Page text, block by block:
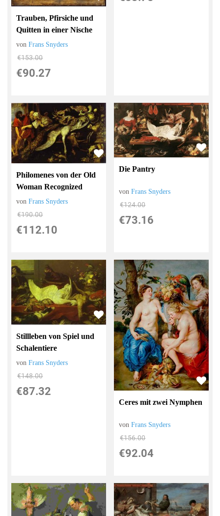
Trauben, Pfirsiche und
Quitten in einer Nische
vonFrans Snyders
€153.00
€90.27
Philomenes von der Old
Woman Recognized
vonFrans Snyders
€190.00
€112.10
Die Pantry
vonFrans Snyders
€124.00
€73.16
Stillleben von Spiel und
Schalentiere
vonFrans Snyders
€148.00
€87.32
Ceres mit zwei Nymphen
vonFrans Snyders
€156.00
€92.04